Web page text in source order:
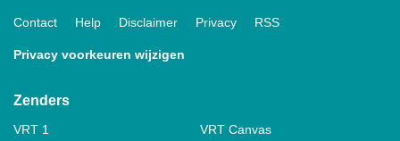
Contact Help Disclaimer Privacy RSS
Privacy voorkeuren wijzigen
Zenders
VRT 1
VRT Canvas